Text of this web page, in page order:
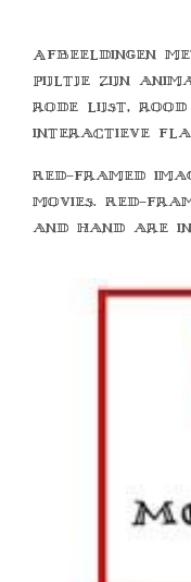
Afbeeldingen
pijltje zijn
rode lijst, rood
interactieve
Red-framed
movies. Red-
and hand are